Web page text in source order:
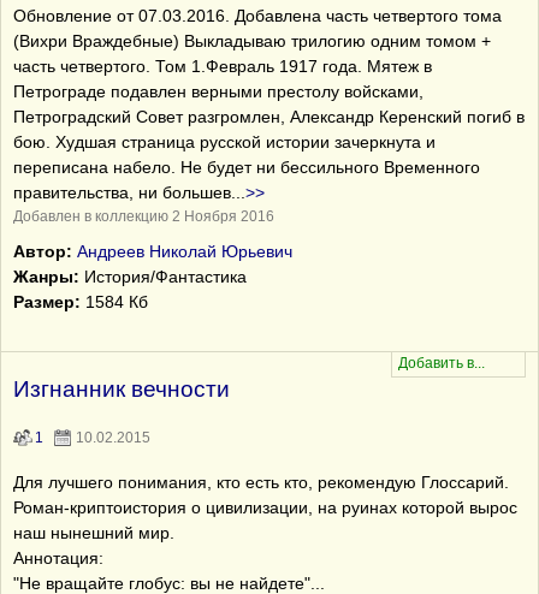
Обновление от 07.03.2016. Добавлена часть четвертого тома
(Вихри Враждебные) Выкладываю трилогию одним томом +
часть четвертого. Том 1.Февраль 1917 года. Мятеж в
Петрограде подавлен верными престолу войсками,
Петроградский Совет разгромлен, Александр Керенский погиб в
бою. Худшая страница русской истории зачеркнута и
переписана набело. Не будет ни бессильного Временного
правительства, ни большев
>>
Добавлен в коллекцию 2 Ноября 2016
Автор: Андреев Николай Юрьевич
Жанры: История/Фантастика
Размер: 1584 Кб
Изгнанник вечности
1 10.02.2015
Для лучшего понимания, кто есть кто, рекомендую Глоссарий.
Роман-криптоистория о цивилизации, на руинах которой вырос
наш нынешний мир.
Аннотация:
"Не вращайте глобус: вы не найдете"...